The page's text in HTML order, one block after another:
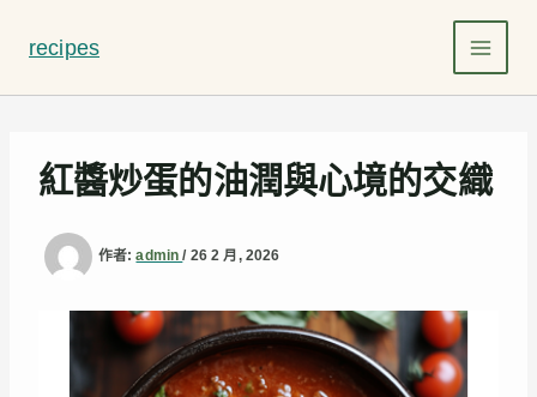
要
recipes
紅醬炒蛋的油潤與心境的交織
作者:admin/ 26 2 月, 2026